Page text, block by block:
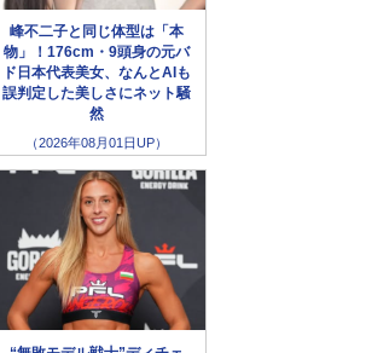
峰不二子と同じ体型は「本
物」！176cm・9頭身の元バ
ド日本代表美女、なんとAIも
誤判定した美しさにネット騒
然
（2026年08月01日UP）